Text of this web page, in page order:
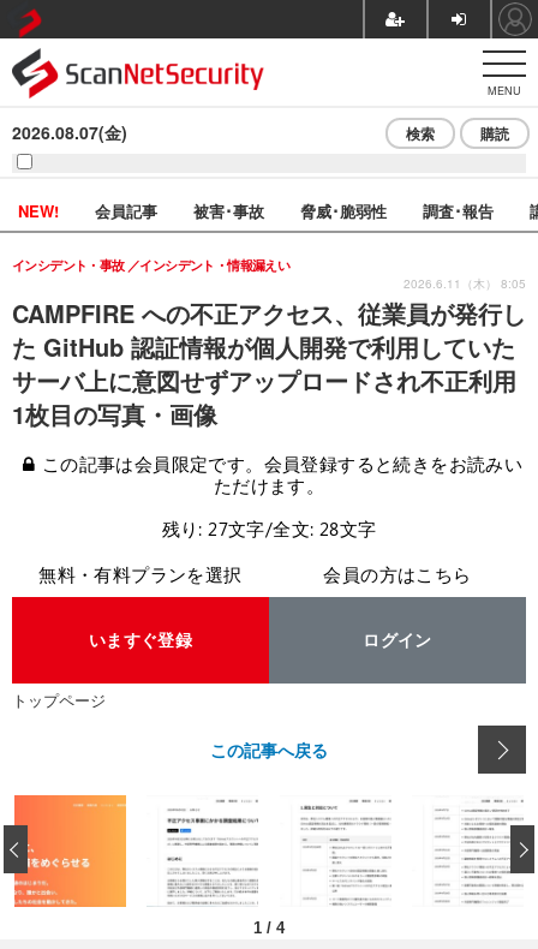
MENU
2026.08.07(金) 検索 購読
NEW! 会員記事 被害･事故 脅威･脆弱性 調査･報告
CAMPFIRE への不正アクセス、従業員が発行し
た GitHub 認証情報が個人開発で利用していた
サーバ上に意図せずアップロードされ不正利用
1枚目の写真・画像
インシデント・事故 インシデント・情報漏えい
2026.6.11（木） 8:05
この記事は会員限定です。会員登録すると続きをお読みい
ただけます。
残り: 27文字/全文: 28文字
無料・有料プランを選択
いますぐ登録
会員の方はこちら
ログイン
トップページ
この記事へ戻る
1 / 4
‹